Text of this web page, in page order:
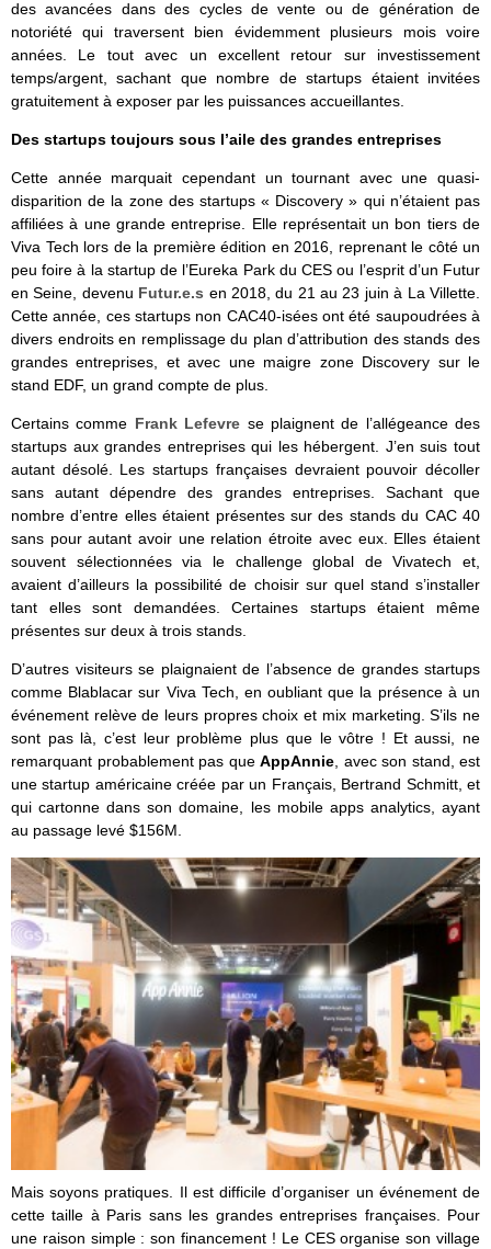
des avancées dans des cycles de vente ou de génération de
notoriété qui traversent bien évidemment plusieurs mois voire
années. Le tout avec un excellent retour sur investissement
temps/argent, sachant que nombre de startups étaient invitées
gratuitement à exposer par les puissances accueillantes.
Des startups toujours sous l’aile des grandes entreprises
Cette année marquait cependant un tournant avec une quasi-
disparition de la zone des startups « Discovery » qui n’étaient pas
affiliées à une grande entreprise. Elle représentait un bon tiers de
Viva Tech lors de la première édition en 2016, reprenant le côté un
peu foire à la startup de l’Eureka Park du CES ou l’esprit d’un Futur
en Seine, devenu Futur.e.s en 2018, du 21 au 23 juin à La Villette.
Cette année, ces startups non CAC40-isées ont été saupoudrées à
divers endroits en remplissage du plan d’attribution des stands des
grandes entreprises, et avec une maigre zone Discovery sur le
stand EDF, un grand compte de plus.
Certains comme Frank Lefevre se plaignent de l’allégeance des
startups aux grandes entreprises qui les hébergent. J’en suis tout
autant désolé. Les startups françaises devraient pouvoir décoller
sans autant dépendre des grandes entreprises. Sachant que
nombre d’entre elles étaient présentes sur des stands du CAC 40
sans pour autant avoir une relation étroite avec eux. Elles étaient
souvent sélectionnées via le challenge global de Vivatech et,
avaient d’ailleurs la possibilité de choisir sur quel stand s’installer
tant elles sont demandées. Certaines startups étaient même
présentes sur deux à trois stands.
D’autres visiteurs se plaignaient de l’absence de grandes startups
comme Blablacar sur Viva Tech, en oubliant que la présence à un
événement relève de leurs propres choix et mix marketing. S’ils ne
sont pas là, c’est leur problème plus que le vôtre ! Et aussi, ne
remarquant probablement pas que AppAnnie , avec son stand, est
une startup américaine créée par un Français, Bertrand Schmitt, et
qui cartonne dans son domaine, les mobile apps analytics, ayant
au passage levé $156M.
Mais soyons pratiques. Il est difficile d’organiser un événement de
cette taille à Paris sans les grandes entreprises françaises. Pour
une raison simple : son financement ! Le CES organise son village